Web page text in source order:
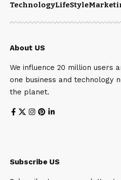
TechnologyLifeStyle
About US
We influence 20 million users
one business and technology
the planet.
Subscribe US